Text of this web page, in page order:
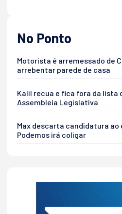
No Ponto
Motorista é arremessado de
arrebentar parede de casa
Kalil recua e fica fora da lista
Assembleia Legislativa
Max descarta candidatura ao
Podemos irá coligar